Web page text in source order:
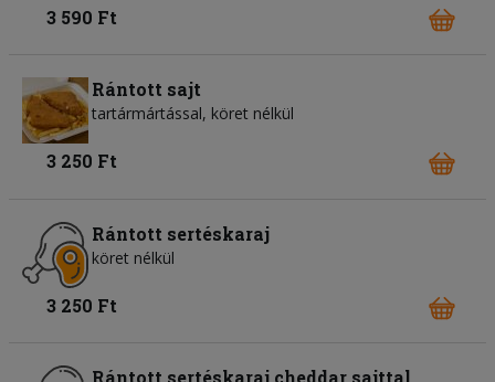
3 590 Ft
Rántott sajt
tartármártással, köret nélkül
3 250 Ft
Rántott sertéskaraj
köret nélkül
3 250 Ft
Rántott sertéskaraj cheddar sajttal